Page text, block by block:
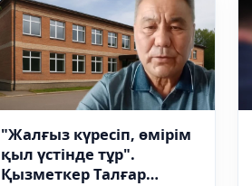
"Жалғыз күресіп, өмірім
қыл үстінде тұр".
Қызметкер Талғар